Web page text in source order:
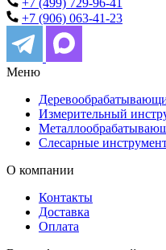
+7 (906) 063-41-23
Меню
Измерительный
Слесарные
О компании
Контакты
Доставка
Оплата